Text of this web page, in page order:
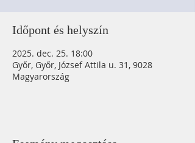
Időpont és helyszín
2025. dec. 25. 18:00
Győr, Győr, József Attila u. 31, 9028
Magyarország